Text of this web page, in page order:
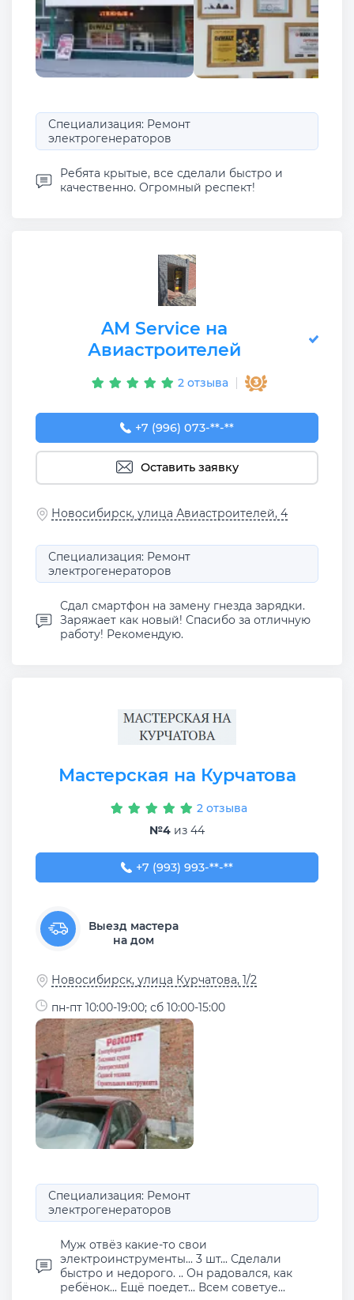
Специализация: Ремонт
электрогенераторов
Ребята крытые, все сделали быстро и
качественно. Огромный респект!
AM Service на
Авиастроителей
2 отзыва
+7 (996) 073-00-25
+7 (996) 073-**-**
Оставить заявку
Новосибирск, улица Авиастроителей, 4
Специализация: Ремонт
электрогенераторов
Сдал смартфон на замену гнезда зарядки.
Заряжает как новый! Спасибо за отличную
работу! Рекомендую.
Мастерская на Курчатова
2 отзыва
№4 из 44
+7 (993) 993-54-53
+7 (993) 993-**-**
Выезд мастера
на дом
Новосибирск, улица Курчатова, 1/2
пн-пт 10:00-19:00; сб 10:00-15:00
Специализация: Ремонт
электрогенераторов
Муж отвёз какие-то свои
электроинструменты... 3 шт... Сделали
быстро и недорого. .. Он радовался, как
ребёнок... Ещё поедет... Всем советуе...